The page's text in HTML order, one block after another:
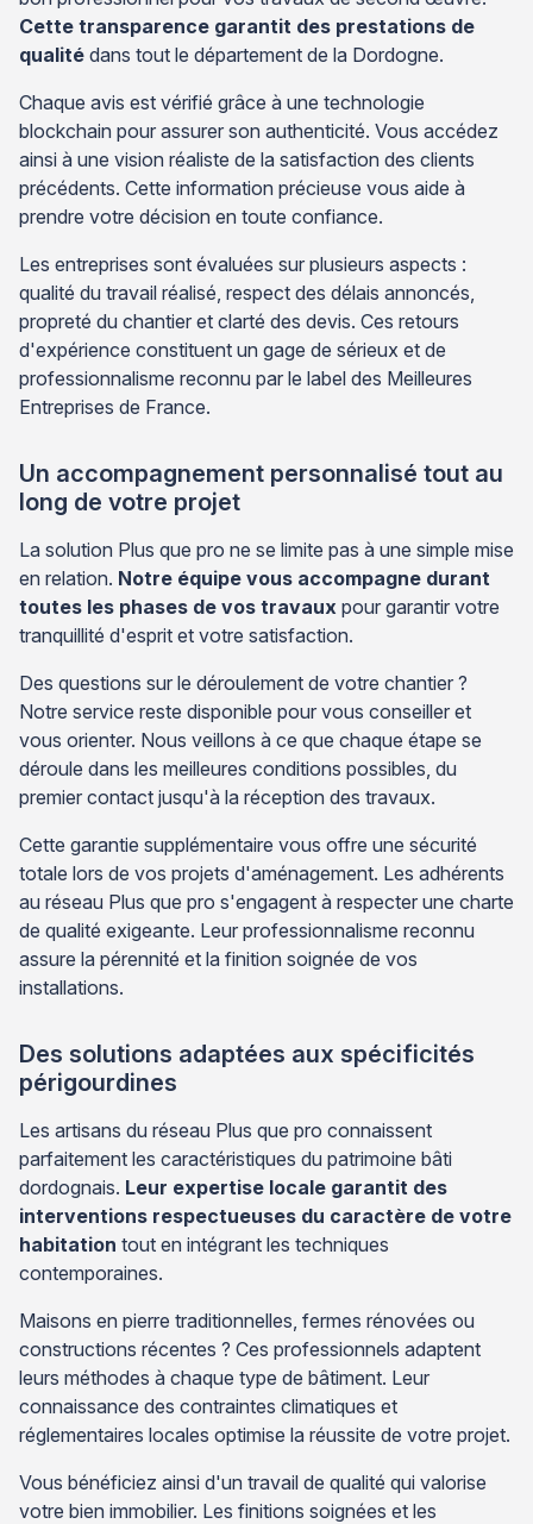
Cette transparence garantit des prestations de
qualité dans tout le département de la Dordogne.
Chaque avis est vérifié grâce à une technologie
blockchain pour assurer son authenticité. Vous accédez
ainsi à une vision réaliste de la satisfaction des clients
précédents. Cette information précieuse vous aide à
prendre votre décision en toute confiance.
Les entreprises sont évaluées sur plusieurs aspects :
qualité du travail réalisé, respect des délais annoncés,
propreté du chantier et clarté des devis. Ces retours
d'expérience constituent un gage de sérieux et de
professionnalisme reconnu par le label des Meilleures
Entreprises de France.
Un accompagnement personnalisé tout au
long de votre projet
La solution Plus que pro ne se limite pas à une simple mise
en relation. Notre équipe vous accompagne durant
toutes les phases de vos travaux pour garantir votre
tranquillité d'esprit et votre satisfaction.
Des questions sur le déroulement de votre chantier ?
Notre service reste disponible pour vous conseiller et
vous orienter. Nous veillons à ce que chaque étape se
déroule dans les meilleures conditions possibles, du
premier contact jusqu'à la réception des travaux.
Cette garantie supplémentaire vous offre une sécurité
totale lors de vos projets d'aménagement. Les adhérents
au réseau Plus que pro s'engagent à respecter une charte
de qualité exigeante. Leur professionnalisme reconnu
assure la pérennité et la finition soignée de vos
installations.
Des solutions adaptées aux spécificités
périgourdines
Les artisans du réseau Plus que pro connaissent
parfaitement les caractéristiques du patrimoine bâti
dordognais. Leur expertise locale garantit des
interventions respectueuses du caractère de votre
habitation tout en intégrant les techniques
contemporaines.
Maisons en pierre traditionnelles, fermes rénovées ou
constructions récentes ? Ces professionnels adaptent
leurs méthodes à chaque type de bâtiment. Leur
connaissance des contraintes climatiques et
réglementaires locales optimise la réussite de votre projet.
Vous bénéficiez ainsi d'un travail de qualité qui valorise
votre bien immobilier. Les finitions soignées et les